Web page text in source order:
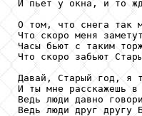
И пьет у окна, и то
О том, что снега так
Что скоро меня
Часы бьют с таким
Что скоро забьют
Давай, Старый год, я
И ты мне расскажешь в
Ведь люди давно
Ведь люди друг другу